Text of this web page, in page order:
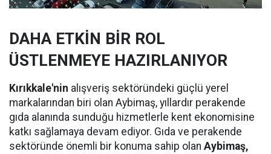
DAHA ETKİN BİR ROL
ÜSTLENMEYE HAZIRLANIYOR
Kırıkkale'nin alışveriş sektöründeki güçlü yerel
markalarından biri olan Aybimaş, yıllardır perakende
gıda alanında sunduğu hizmetlerle kent ekonomisine
katkı sağlamaya devam ediyor. Gıda ve perakende
sektöründe önemli bir konuma sahip olan Aybimaş,